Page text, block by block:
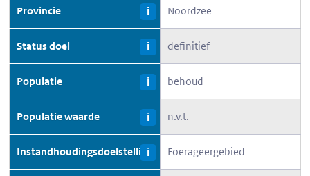
Provincie i Noordzee
Status doel i definitief
Populatie i behoud
Populatie waarde i n.v.t.
Instandhoudingsdoelstellingi Foerageergebied